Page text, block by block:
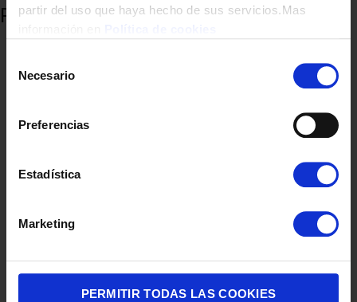
partir del uso que haya hecho de sus servicios.Mas
Necesario
Preferencias
Estadística
Marketing
PERMITIR TODAS LAS COOKIES
Añadir al carrito